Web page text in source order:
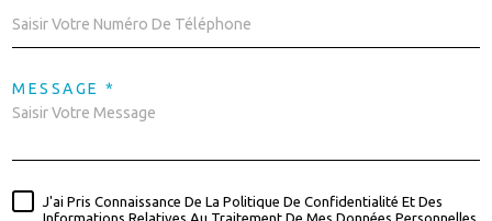
MESSAGE *
J'ai Pris Connaissance De La Politique De Confidentialité Et Des